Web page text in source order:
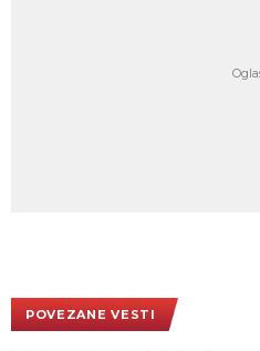
POVEZANE VESTI